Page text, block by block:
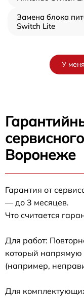
Замена блока
Switch Lite
У
Воронеже
Гарантия от
— до 3 месяцев.
Что считается
Для работ:
который напрямую
(например,
Для